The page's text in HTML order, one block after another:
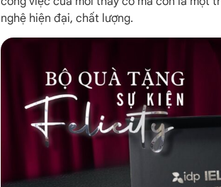
nghệ hiện đại, chất lượng.